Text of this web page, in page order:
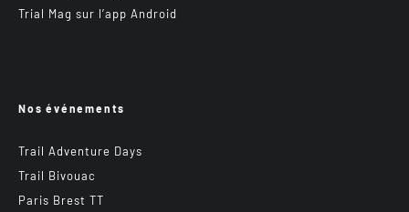
Trial Mag sur l’app Android
Nos événements
Trail Adventure Days
Trail Bivouac
Paris Brest TT